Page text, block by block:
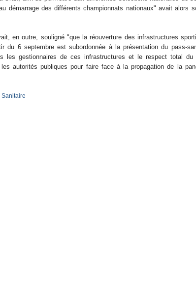
démarrage des différents championnats nationaux" avait alors
en outre, souligné "que la réouverture des infrastructures
du 6 septembre est subordonnée à la présentation du pass-
les gestionnaires de ces infrastructures et le respect total du
autorités publiques pour faire face à la propagation de la
Sanitaire